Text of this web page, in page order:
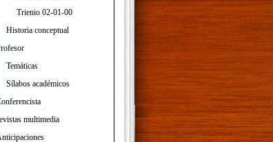
Trienio 02-01-00
Historia conceptual
Temáticas
Sílabos académicos
multimedia